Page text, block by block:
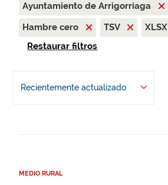
Ayuntamiento de Arrigorriaga
Hambre cero
TSV
XLSX
Restaurar filtros
Recientemente actualizado
MEDIO RURAL